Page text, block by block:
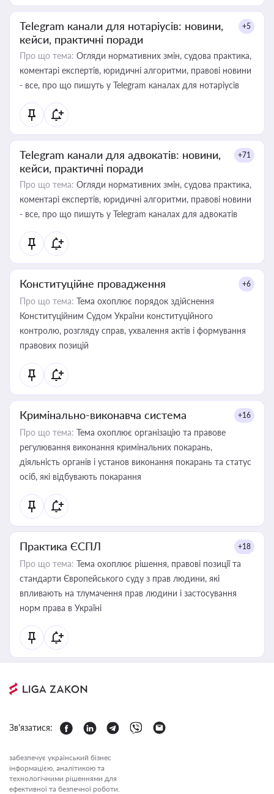
Telegram канали для нотаріусів: новини,
кейси, практичні поради
+5
Про що тема: Огляди нормативних змін, судова практика,
коментарі експертів, юридичні алгоритми, правові новини
- все, про що пишуть у Telegram каналах для нотаріусів
Telegram канали для адвокатів: новини,
кейси, практичні поради
+71
Про що тема: Огляди нормативних змін, судова практика,
коментарі експертів, юридичні алгоритми, правові новини
- все, про що пишуть у Telegram каналах для адвокатів
Конституційне провадження +6
Про що тема: Тема охоплює порядок здійснення
Конституційним Судом України конституційного
контролю, розгляду справ, ухвалення актів і формування
правових позицій
Кримінально-виконавча система +16
Про що тема: Тема охоплює організацію та правове
регулювання виконання кримінальних покарань,
діяльність органів і установ виконання покарань та статус
осіб, які відбувають покарання
Практика ЄСПЛ +18
Про що тема: Тема охоплює рішення, правові позиції та
стандарти Європейського суду з прав людини, які
впливають на тлумачення прав людини і застосування
норм права в Україні
Зв'язатися:
забезпечує український бізнес
інформацією, аналітикою та
технологічними рішеннями для
ефективної та безпечної роботи.